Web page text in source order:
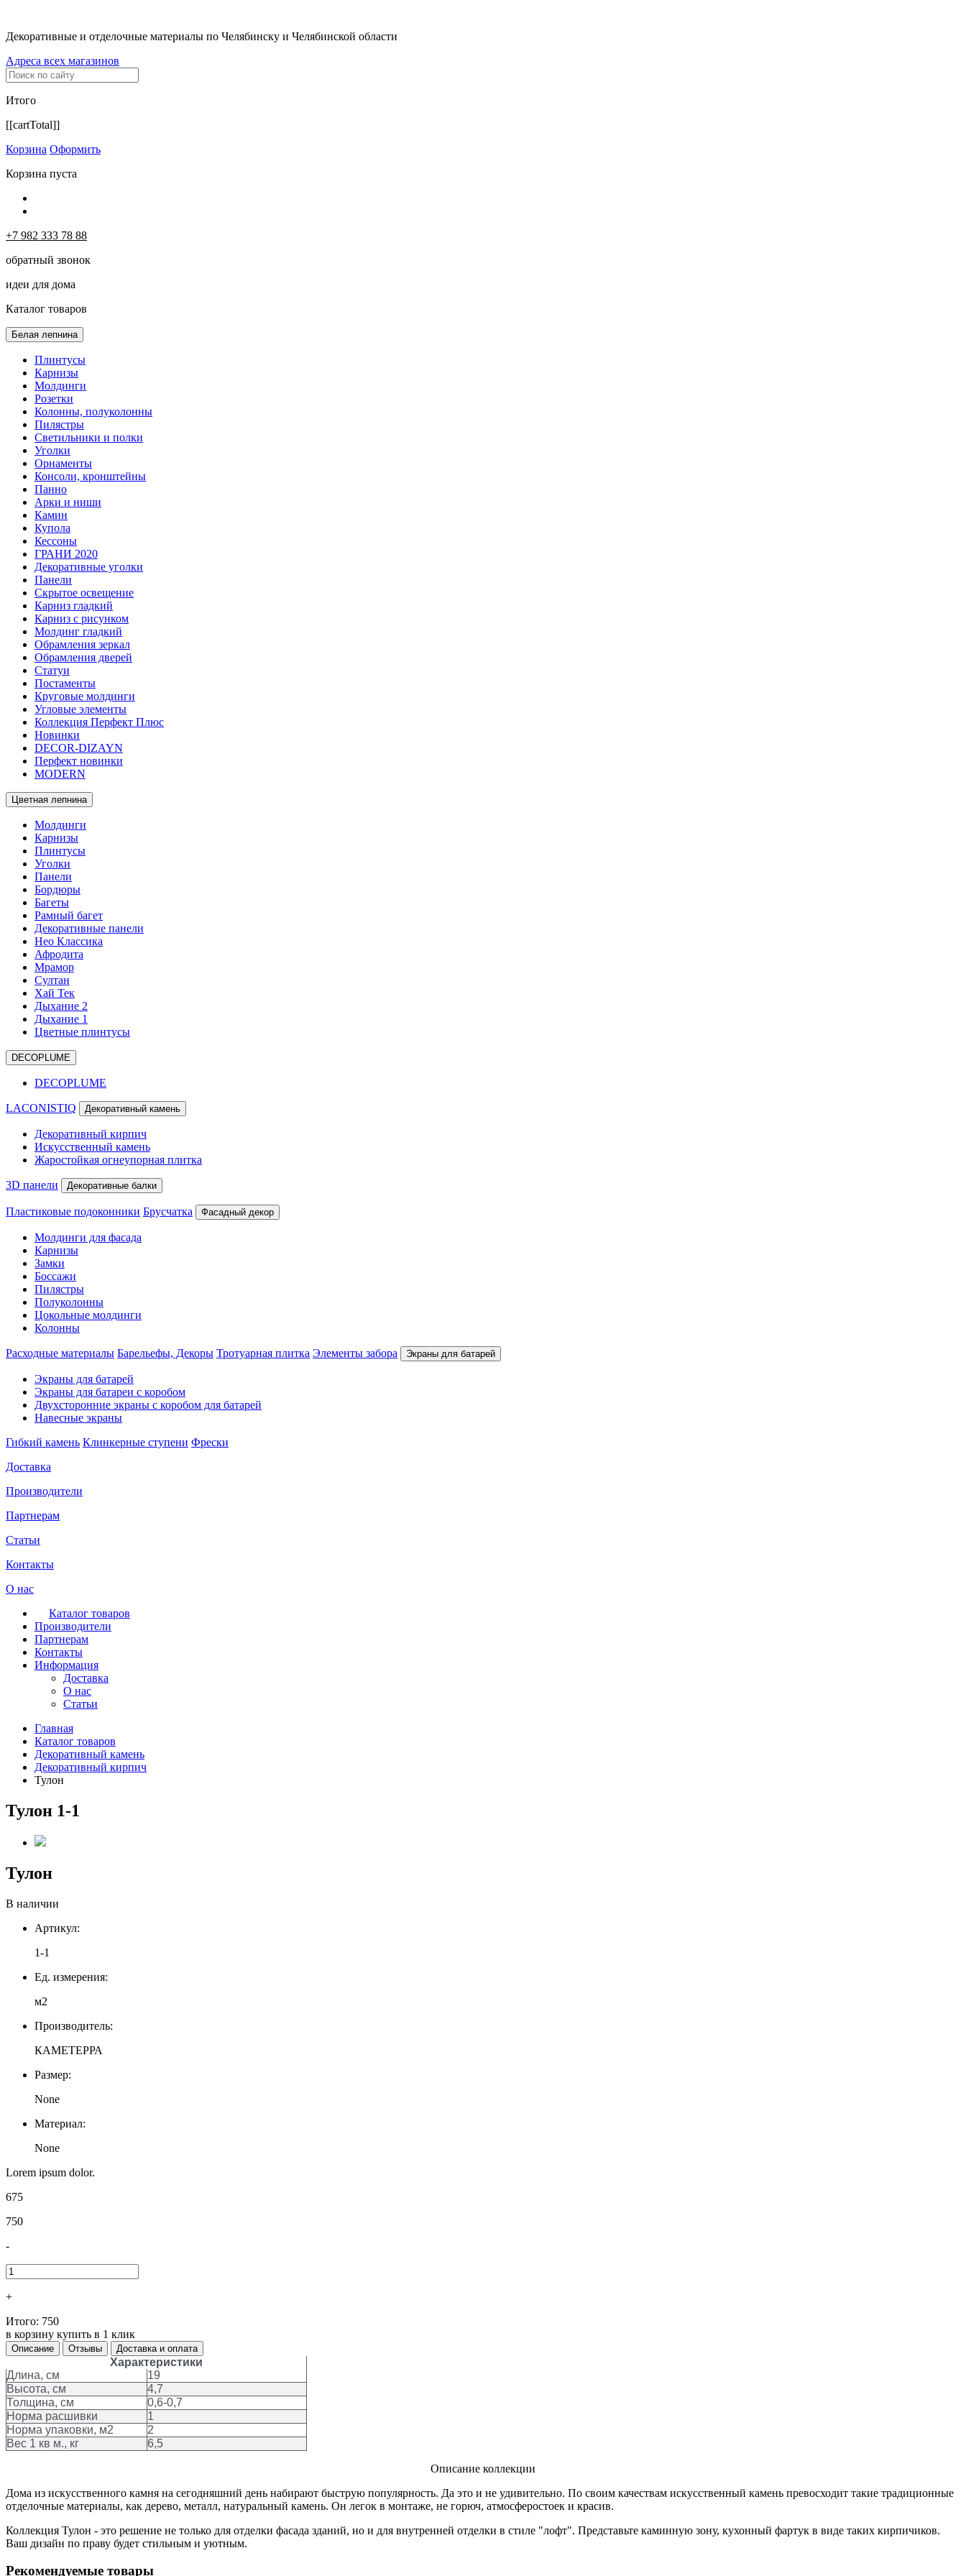
Декоративные и отделочные материалы по Челябинску и Челябинской области
Адреса всех магазинов
Итого
[[cartTotal]]
Корзина Оформить
Корзина пуста
+7 982 333 78 88
обратный звонок
идеи для дома
Каталог товаров
Белая лепнина
Плинтусы
Карнизы
Молдинги
Розетки
Колонны, полуколонны
Пилястры
Светильники и полки
Уголки
Орнаменты
Консоли, кронштейны
Панно
Арки и ниши
Камин
Купола
Кессоны
ГРАНИ 2020
Декоративные уголки
Панели
Скрытое освещение
Карниз гладкий
Карниз с рисунком
Молдинг гладкий
Обрамления зеркал
Обрамления дверей
Статуи
Постаменты
Круговые молдинги
Угловые элементы
Коллекция Перфект Плюс
Новинки
DECOR-DIZAYN
Перфект новинки
MODERN
Цветная лепнина
Молдинги
Карнизы
Плинтусы
Уголки
Панели
Бордюры
Багеты
Рамный багет
Декоративные панели
Нео Классика
Афродита
Мрамор
Султан
Хай Тек
Дыхание 2
Дыхание 1
Цветные плинтусы
DECOPLUME
DECOPLUME
LACONISTIQ Декоративный камень
Декоративный кирпич
Искусственный камень
Жаростойкая огнеупорная плитка
3D панели Декоративные балки
Пластиковые подоконники Брусчатка Фасадный декор
Молдинги для фасада
Карнизы
Замки
Боссажи
Пилястры
Полуколонны
Цокольные молдинги
Колонны
Расходные материалы Барельефы, Декоры Тротуарная плитка Элементы забора Экраны для батарей
Экраны для батарей
Экраны для батареи с коробом
Двухсторонние экраны с коробом для батарей
Навесные экраны
Гибкий камень Клинкерные ступени Фрески
Доставка
Производители
Партнерам
Статьи
Контакты
О нас
Каталог товаров
Производители
Партнерам
Контакты
Информация
Доставка
О нас
Статьи
Главная
Каталог товаров
Декоративный камень
Декоративный кирпич
Тулон
Тулон 1-1
Тулон
В наличии
Артикул:
1-1
Ед. измерения:
м2
Производитель:
КАМЕТЕРРА
Размер:
None
Материал:
None
Lorem ipsum dolor.
675
750
-
+
Итого: 750
в корзину купить в 1 клик
Описание Отзывы Доставка и оплата
Характеристики
Длина, см
19
Высота, см
4,7
Толщина, см
0,6-0,7
Норма расшивки
1
Норма упаковки, м2
2
Вес 1 кв м., кг
6,5
Описание коллекции
Дома из искусственного камня на сегодняшний день набирают быструю популярность. Да это и не удивительно. По своим качествам искусственный камень превосходит такие традиционные
отделочные материалы, как дерево, металл, натуральный камень. Он легок в монтаже, не горюч, атмосферостоек и красив.
Коллекция Тулон - это решение не только для отделки фасада зданий, но и для внутренней отделки в стиле "лофт". Представьте каминную зону, кухонный фартук в виде таких кирпичиков.
Ваш дизайн по праву будет стильным и уютным.
Рекомендуемые товары